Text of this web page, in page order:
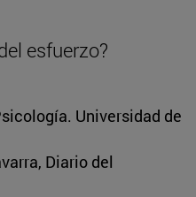
esfuerzo?
Universidad de
Diario del